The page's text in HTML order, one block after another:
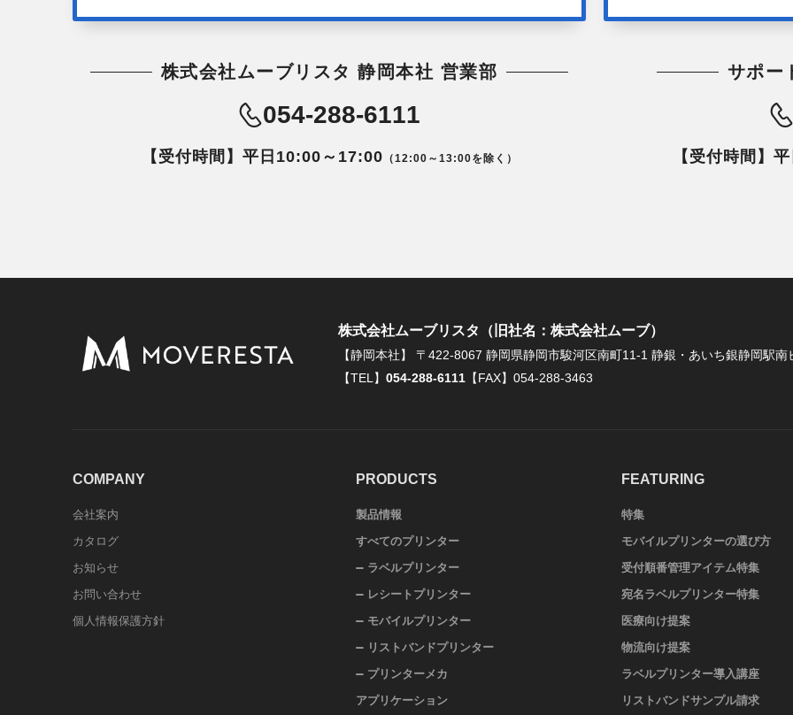
株式会社ムーブリスタ 静岡本社 営業部
054-288-6111
【受付時間】平日10:00～17:00 （12:00～13:00を除く）
サポー
【受付時間】
株式会社ムーブリスタ（旧社名：株式会社ムーブ）
【静岡本社】
〒422-8067 静岡県静岡市駿河区南町11-1 静銀・あいち銀静岡駅南
【TEL】 054-288-6111 【FAX】054-288-3463
COMPANY
会社案内
カタログ
お知らせ
お問い合わせ
個人情報保護方針
PRODUCTS
製品情報
すべてのプリンター
ラベルプリンター
レシートプリンター
モバイルプリンター
リストバンドプリンター
プリンターメカ
アプリケーション
FEATURING
特集
モバイルプリンターの選び方
受付順番管理アイテム特集
宛名ラベルプリンター特集
医療向け提案
物流向け提案
ラベルプリンター導入講座
リストバンドサンプル請求